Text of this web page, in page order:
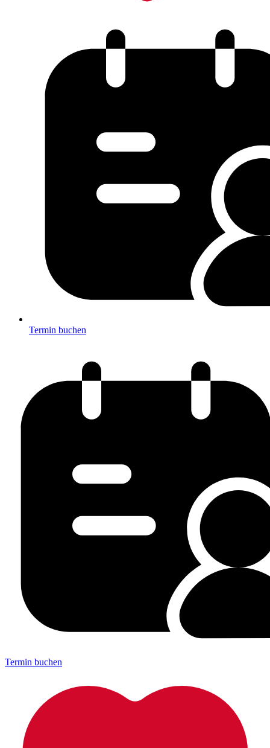
Termin buchen
Termin buchen